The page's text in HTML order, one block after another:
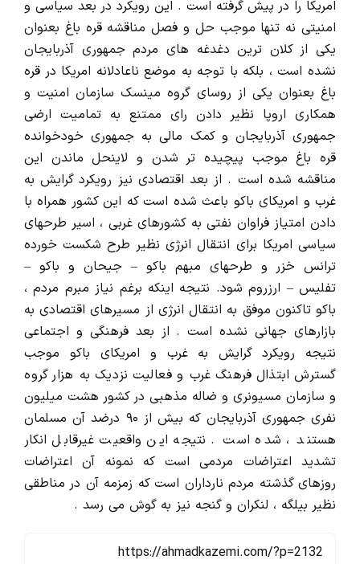
امریکا را در پیش گرفته است . این رویکرد در بعد سیاسی و
امنیتی نه تنها موجب حل و فصل مناقشه قره باغ بعنوان
یکی از کلان ترین دغدغه های مردم جمهوری آذربایجان
نشده است ، بلکه با توجه به موضع ناعادلانه امریکا در قره
باغ بعنوان یکی از روسای گروه مینسک سازمان امنیت و
همکاری اروپا نظیر دادن رای ممتنع به تمامیت ارضی
جمهوری آذربایجان و کمک مالی به جمهوری خودخوانده
قره باغ موجب پیچیده تر شدن و لاینحل ماندن این
مناقشه شده است . از بعد اقتصادی نیز رویکرد گرایش به
غرب و امریکای باکو باعث شده است که این کشور همراه با
دادن امتیاز فراوان نفتی به کشورهای غربی ، اسیر طرحهای
سیاسی امریکا برای انتقال انرژی نظیر طرح شکست خورده
ترانس خزر و طرحهای مبهم باکو – جیحان و باکو –
تفلیس – ارزروم شود. نتیجه اینکه برغم نیاز مبرم مردم ،
باکو تاکنون موفق به انتقال انرژی از مسیرهای اقتصادی به
بازارهای جهانی نشده است . از بعد فرهنگی و اجتماعی
نتیجه رویکرد گرایش به غرب و امریکای باکو موجب
گسترش ابتذال فرهنگ غرب و فعالیت نزدیک به هزار گروه
و سازمان مسیونری و ضاله مذهبی در کشور هشت میلیون
نفری جمهوری آذربایجان که بیش از ۹۰ درضد آن مسلمان
هستند ، شده است . نتیجه این واقعیت غیرقابل انکار
تشدید اعتراضات مردمی است که نمونه آن اعتراضات
روزهای گذشته مردم نارداران است که زمزمه آن در مناطقی
نظیر بیلگه ، لنکران و گنجه نیز به گوش می رسد .